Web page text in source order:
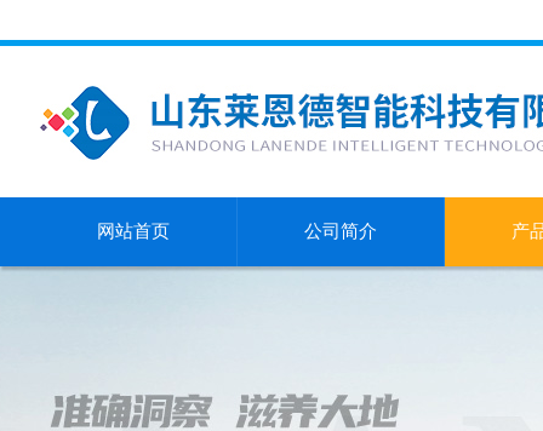
网站首页 公司简介 产